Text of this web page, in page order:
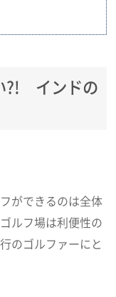
?! インドの
ができるのは全体
ルフ場は利便性の
のゴルファーにと